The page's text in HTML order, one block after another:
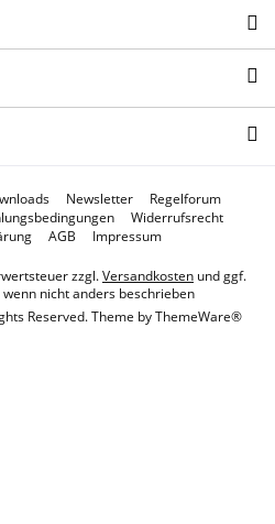
Newsletter
Regelforum
Widerrufsrecht
AGB Impressum
zzgl.Versandkosten und ggf.
nicht anders beschrieben
Reserved. Theme byThemeWare®